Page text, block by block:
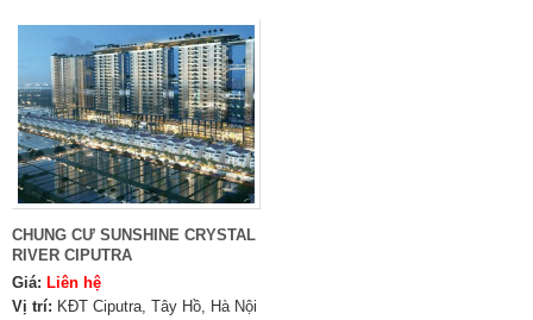
CHUNG CƯ SUNSHINE CRYSTAL
RIVER CIPUTRA
Giá: Liên hệ
Vị trí: KĐT Ciputra, Tây Hồ, Hà Nội